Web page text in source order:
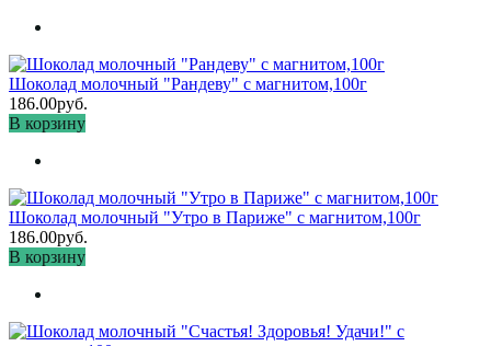
Шоколад молочный "Рандеву" с магнитом,100г
186.00руб.
В корзину
Шоколад молочный "Утро в Париже" с магнитом,100г
186.00руб.
В корзину